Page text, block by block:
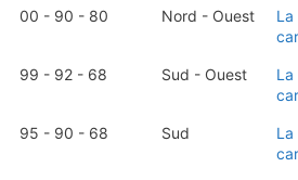
00 - 90 - 80 Nord - Ouest
La
99 - 92 - 68 Sud - Ouest
La
95 - 90 - 68 Sud
La